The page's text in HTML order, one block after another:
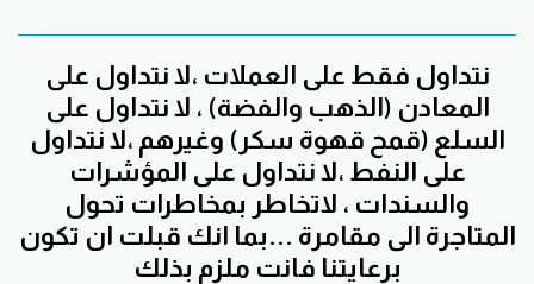
نتداول فقط على العملات ،لا نتداول على
المعادن (الذهب والفضة) ، لا نتداول على
السلع (قمح قهوة سكر) وغيرهم ،لا نتداول
على النفط ،لا نتداول على المؤشرات
والسندات ، لاتخاطر بمخاطرات تحول
المتاجرة الى مقامرة ...بما انك قبلت ان تكون
برعايتنا فانت ملزم بذلك